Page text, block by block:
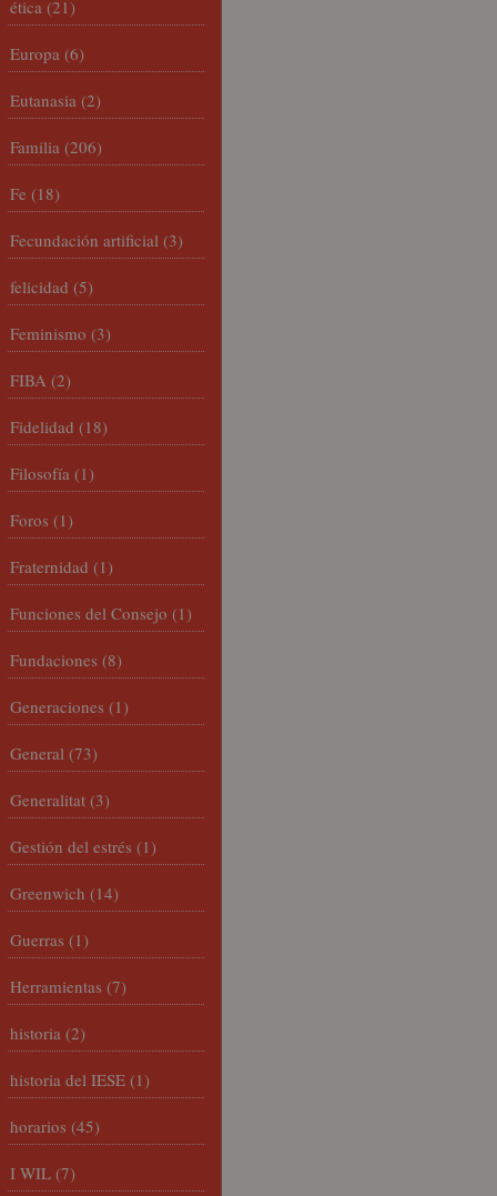
ética (21)
Europa (6)
Eutanasia (2)
Familia (206)
Fe (18)
Fecundación artificial (3)
felicidad (5)
Feminismo (3)
FIBA (2)
Fidelidad (18)
Filosofía (1)
Foros (1)
Fraternidad (1)
Funciones del Consejo (1)
Fundaciones (8)
Generaciones (1)
General (73)
Generalitat (3)
Gestión del estrés (1)
Greenwich (14)
Guerras (1)
Herramientas (7)
historia (2)
historia del IESE (1)
horarios (45)
I WIL (7)